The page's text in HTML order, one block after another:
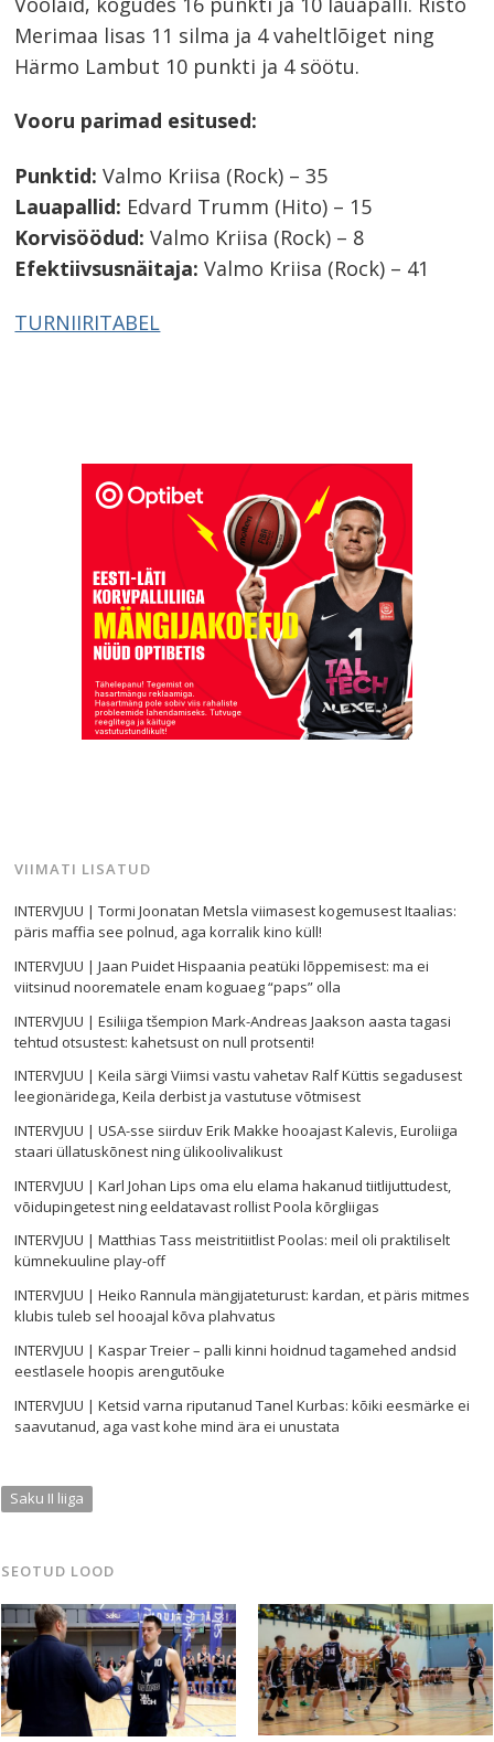
Merimaa lisas 11 silma ja 4 vaheltlõiget ning
Härmo Lambut 10 punkti ja 4 söötu.
Vooru parimad esitused:
Punktid:Valmo Kriisa (Rock) – 35
Lauapallid: Edvard Trumm (Hito) – 15
Korvisöödud:Valmo Kriisa (Rock) – 8
Efektiivsusnäitaja:Valmo Kriisa (Rock) – 41
TURNIIRITABEL
VIIMATI LISATUD
INTERVJUU | Tormi Joonatan Metsla viimasest kogemusest Itaalias:
päris maffia see polnud, aga korralik kino küll!
INTERVJUU | Jaan Puidet Hispaania peatüki lõppemisest: ma ei
viitsinud noorematele enam koguaeg “paps” olla
INTERVJUU | Esiliiga tšempion Mark-Andreas Jaakson aasta tagasi
tehtud otsustest: kahetsust on null protsenti!
INTERVJUU | Keila särgi Viimsi vastu vahetav Ralf Küttis segadusest
leegionäridega, Keila derbist ja vastutuse võtmisest
INTERVJUU | USA-sse siirduv Erik Makke hooajast Kalevis, Euroliiga
staari üllatuskõnest ning ülikoolivalikust
INTERVJUU | Karl Johan Lips oma elu elama hakanud tiitlijuttudest,
võidupingetest ning eeldatavast rollist Poola kõrgliigas
INTERVJUU | Matthias Tass meistritiitlist Poolas: meil oli praktiliselt
kümnekuuline play-off
INTERVJUU | Heiko Rannula mängijateturust: kardan, et päris mitmes
klubis tuleb sel hooajal kõva plahvatus
INTERVJUU | Kaspar Treier – palli kinni hoidnud tagamehed andsid
eestlasele hoopis arengutõuke
INTERVJUU | Ketsid varna riputanud Tanel Kurbas: kõiki eesmärke ei
saavutanud, aga vast kohe mind ära ei unustata
Saku II liiga
SEOTUD LOOD